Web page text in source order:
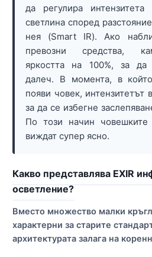
да регулира интензитета
светлина според
нея (Smart IR). Ако
превозни средства,
яркостта на 100%, за
далеч. В момента, в
появи човек, интензитетът
за да се избегне
По този начин
виждат супер ясно.
Какво представлява EXIR
осветление?
Вместо множество малки
характерни за старите
архитектурата залага на